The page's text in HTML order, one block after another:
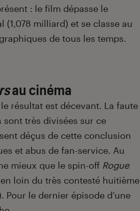
: le film dépasse le
milliard) et se classe au
de tous les temps.
au cinéma
résultat est décevant. La faute
très divisées sur ce
déçus de cette conclusion
et abus de fan-service. Au
mieux que le spin-off Rogue
loin du très contesté huitième
Pour le dernier épisode d’une